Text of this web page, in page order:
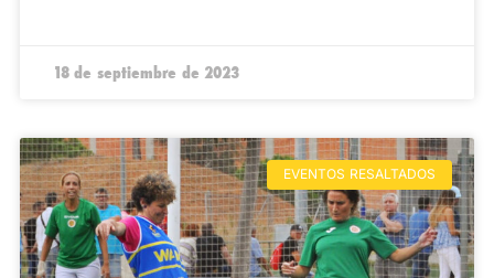
18 de septiembre de 2023
EVENTOS RESALTADOS